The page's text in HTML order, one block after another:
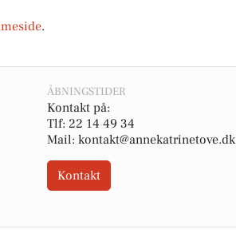
.
ÅBNINGSTIDER
Kontakt på:
Tlf: 22 14 49 34
Mail: kontakt@annekatrinetove.dk
Kontakt